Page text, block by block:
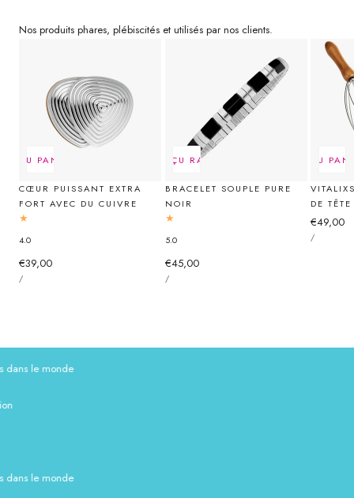
Nos produits phares, plébiscités et utilisés par nos clients.
AU PANIER
CŒUR PUISSANT EXTRA
FORT AVEC DU CUIVRE
4.0
Prix
€39,00
PRIX
/PAR
APERÇU RAPIDE
BRACELET SOUPLE PURE
NOIR
5.0
Prix
€45,00
PRIX
/PAR
AJOUTER AU
DE TÊTE
Prix
€49,00
PRIX
/PAR
le monde
le monde